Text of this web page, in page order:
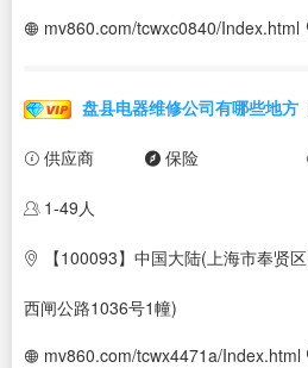
mv860.com/tcwxc0840/Index.html
盘县电器维修公司有哪些地方
供应商 保险
1-49人
【100093】中国大陆(上海市奉贤区
西闸公路1036号1幢)
mv860.com/tcwx4471a/Index.html